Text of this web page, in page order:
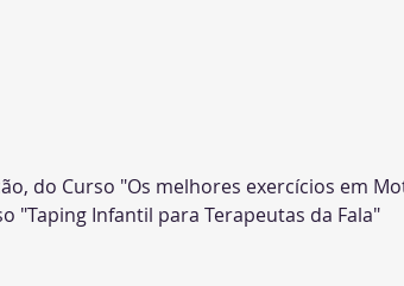
do Curso "Os melhores exercícios em
"Taping Infantil para Terapeutas da Fala"